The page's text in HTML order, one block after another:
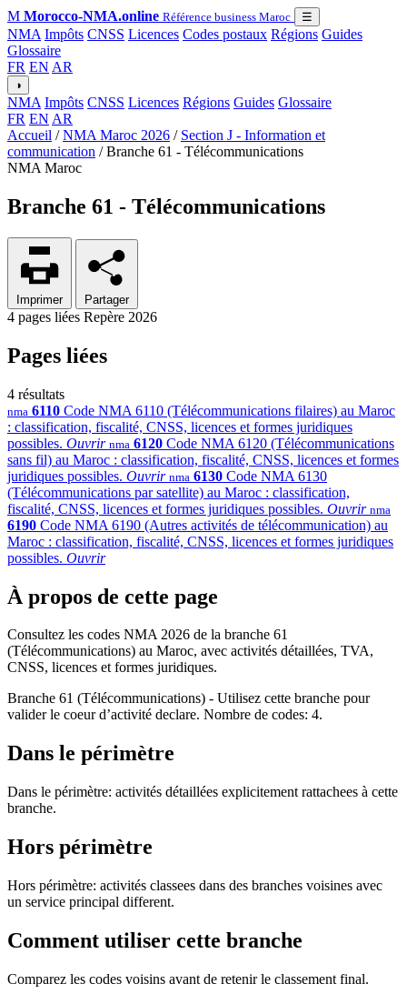
M Morocco-NMA.online Référence business Maroc ☰
NMA Impôts CNSS Licences Codes postaux Régions Guides
Glossaire
FR EN AR
◑
NMA Impôts CNSS Licences Régions Guides Glossaire
FR EN AR
Accueil / NMA Maroc 2026 / Section J - Information et
communication / Branche 61 - Télécommunications
NMA Maroc
Branche 61 - Télécommunications
Imprimer Partager
4 pages liées Repère 2026
Pages liées
4 résultats
nma 6110 Code NMA 6110 (Télécommunications filaires) au Maroc
: classification, fiscalité, CNSS, licences et formes juridiques
possibles. Ouvrir nma 6120 Code NMA 6120 (Télécommunications
sans fil) au Maroc : classification, fiscalité, CNSS, licences et formes
juridiques possibles. Ouvrir nma 6130 Code NMA 6130
(Télécommunications par satellite) au Maroc : classification,
fiscalité, CNSS, licences et formes juridiques possibles. Ouvrir nma
6190 Code NMA 6190 (Autres activités de télécommunication) au
Maroc : classification, fiscalité, CNSS, licences et formes juridiques
possibles. Ouvrir
À propos de cette page
Consultez les codes NMA 2026 de la branche 61
(Télécommunications) au Maroc, avec activités détaillées, TVA,
CNSS, licences et formes juridiques.
Branche 61 (Télécommunications) - Utilisez cette branche pour
valider le coeur d’activité declare. Nombre de codes: 4.
Dans le périmètre
Dans le périmètre: activités détaillées explicitement rattachees à cette
branche.
Hors périmètre
Hors périmètre: activités classees dans des branches voisines avec
un service principal different.
Comment utiliser cette branche
Comparez les codes voisins avant de retenir le classement final.